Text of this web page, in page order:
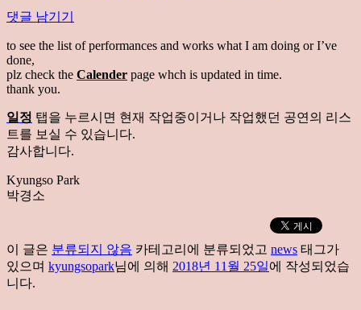
댓글 남기기
to see the list of performances and works what I am doing or I’ve
done,
plz check the Calender page whch is updated in time.
thank you.
일정 탭을 누르시면 현재 작업중이거나 작업했던 공연의 리스
트를 보실 수 있습니다.
감사합니다.
Kyungso Park
박경소
이 글은 분류되지 않음 카테고리에 분류되었고 news 태그가
있으며 kyungsopark님에 의해 2018년 11월 25일에 작성되었습
니다.